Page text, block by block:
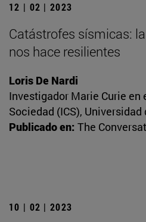
12 | 02 | 2023
Catástrofes sísmicas:
nos hace resilientes
Loris De Nardi
Investigador Marie Curie en
Sociedad (ICS), Universidad
Publicado en: The
10 | 02 | 2023